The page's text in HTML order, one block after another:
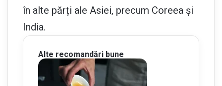
în alte părți ale Asiei, precum Coreea și
India.
Alte recomandări bune